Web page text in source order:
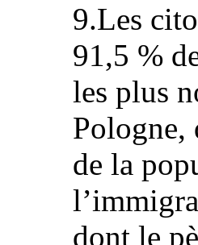
9.Les
91,5 %
les plus
Pologne,
de la
dont le